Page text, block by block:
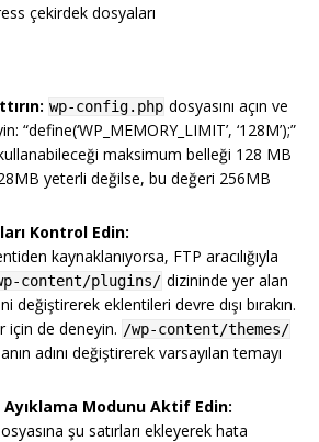
çekirdek dosyaları
wp-config.php dosyasını açın ve
“define(‘WP_MEMORY_LIMIT’, ‘128M’);”
maksimum belleği 128 MB
yeterli değilse, bu değeri 256MB
Kontrol Edin:
kaynaklanıyorsa, FTP aracılığıyla
content/plugins/ dizininde yer alan
değiştirerek eklentileri devre dışı bırakın.
için de deneyin. /wp-content/themes/
adını değiştirerek varsayılan temayı
Modunu Aktif Edin:
şu satırları ekleyerek hata